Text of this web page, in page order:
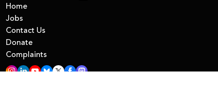
Home
Jobs
Contact Us
Donate
Complaints